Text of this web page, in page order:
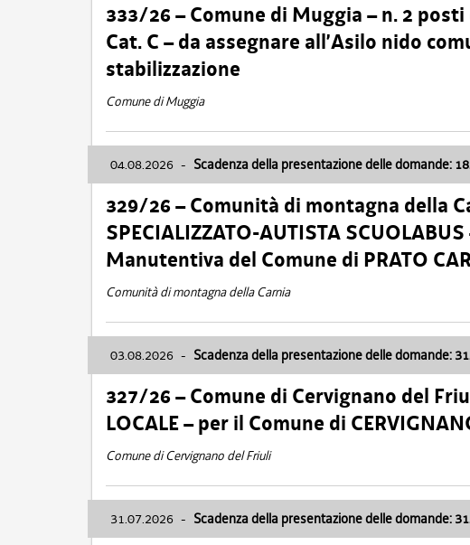
333/26 – Comune di Muggia – n. 2 posti
Cat. C – da assegnare all’Asilo nido
stabilizzazione
Comune di Muggia
04.08.2026 - Scadenza della presentazione delle domande:
329/26 – Comunità di montagna della
SPECIALIZZATO-AUTISTA
Manutentiva del Comune di PRATO
Comunità di montagna della Carnia
03.08.2026 - Scadenza della presentazione delle domande:
327/26 – Comune di Cervignano del
LOCALE – per il Comune di
Comune di Cervignano del Friuli
31.07.2026 - Scadenza della presentazione delle domande: